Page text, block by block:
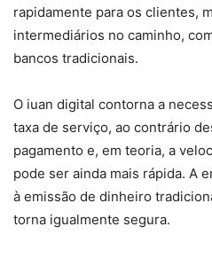
rapidamente para os clientes,
intermediários no caminho,
bancos tradicionais.
O iuan digital contorna a
taxa de serviço, ao contrário
pagamento e, em teoria, a
pode ser ainda mais rápida. A
à emissão de dinheiro
torna igualmente segura.